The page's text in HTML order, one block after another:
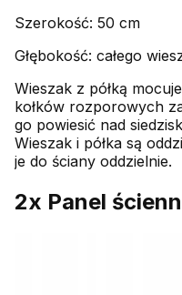
Szerokość: 50 cm
Głębokość: całego
Wieszak z półką
kołków rozporowych
go powiesić nad
Wieszak i półka są
je do ściany oddzielnie.
2x Panel